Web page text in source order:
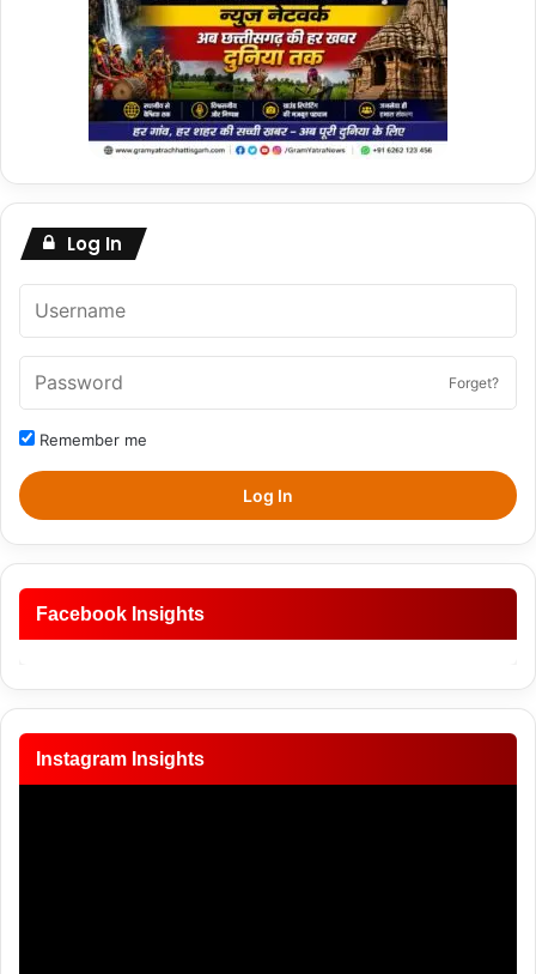
Log In
Forget?
Remember me
Log In
Facebook Insights
Instagram Insights